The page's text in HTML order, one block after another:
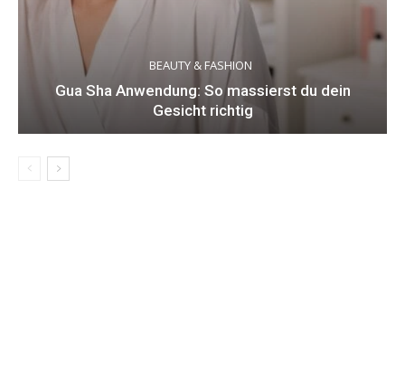
BEAUTY & FASHION
Gua Sha Anwendung: So massierst du dein
Gesicht richtig